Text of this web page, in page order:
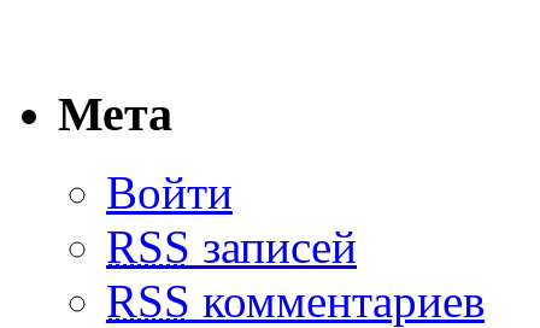
Мета
Войти
RSS записей
RSS комментариев